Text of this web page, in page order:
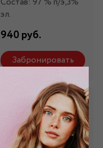
эл.
940 руб.
Забронировать